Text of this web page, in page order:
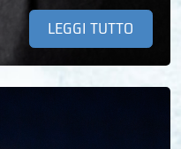
LEGGI TUTTO